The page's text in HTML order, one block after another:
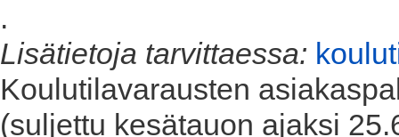
.
Lisätietoja tarvittaessa:
Koulutilavarausten
(suljettu kesätauon ajaksi